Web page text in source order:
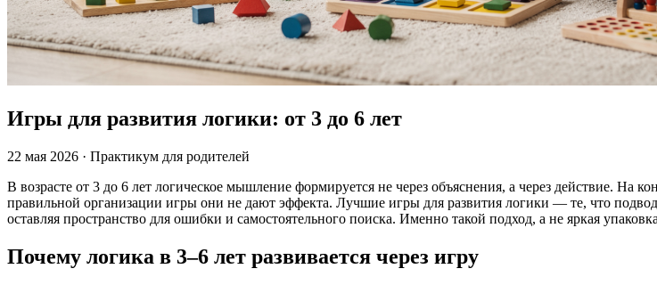
Игры для развития логики: от 3 до 6 лет
22 мая 2026 · Практикум для родителей
В возрасте от 3 до 6 лет логическое мышление формируется не через объяснения, а через действие. На
правильной организации игры они не дают эффекта. Лучшие игры для развития логики — те, что
оставляя пространство для ошибки и самостоятельного поиска. Именно такой подход, а не яркая
Почему логика в 3–6 лет развивается через игру